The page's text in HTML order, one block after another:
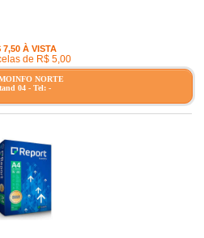
7,50 À VISTA
de R$ 5,00
NORTE
04 - Tel: -